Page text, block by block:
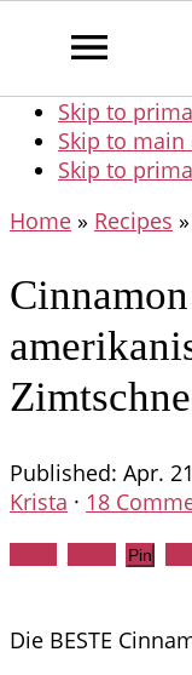
Skip to
Skip to
Skip to
Home » Recipes »
Published: Apr.
Krista · 18
Pin
Die BESTE